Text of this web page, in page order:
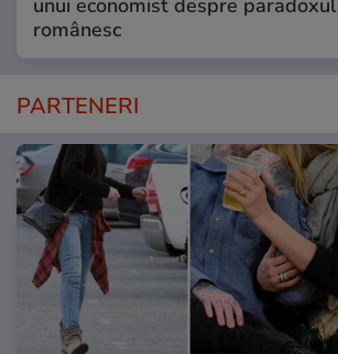
unui economist despre paradoxul
românesc
PARTENERI